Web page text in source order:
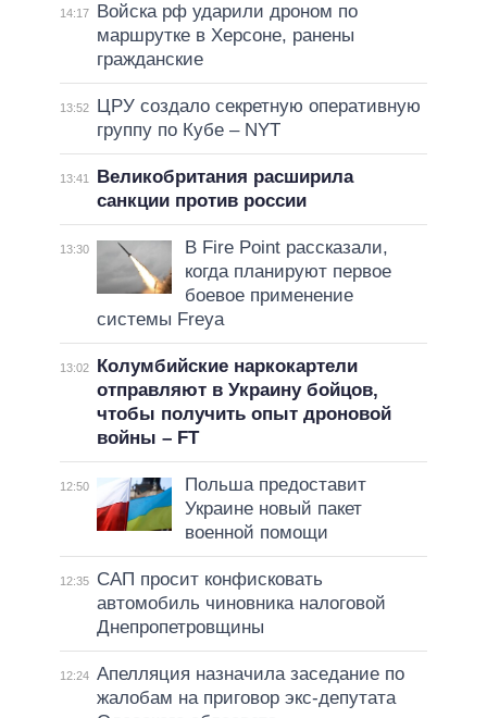
14:17
Войска рф ударили дроном по
маршрутке в Херсоне, ранены
гражданские
13:52
ЦРУ создало секретную оперативную
группу по Кубе – NYT
13:41
Великобритания расширила
санкции против россии
13:30
В Fire Point рассказали,
когда планируют первое
боевое применение
системы Freya
13:02
Колумбийские наркокартели
отправляют в Украину бойцов,
чтобы получить опыт дроновой
войны – FT
12:50
Польша предоставит
Украине новый пакет
военной помощи
12:35
САП просит конфисковать
автомобиль чиновника налоговой
Днепропетровщины
12:24 Апелляция назначила заседание по
жалобам на приговор экс-депутата